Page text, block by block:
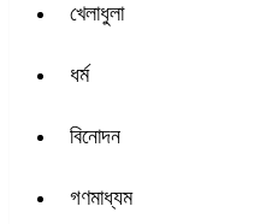
খেলাধুলা
ধর্ম
বিনোদন
গণমাধ্যম